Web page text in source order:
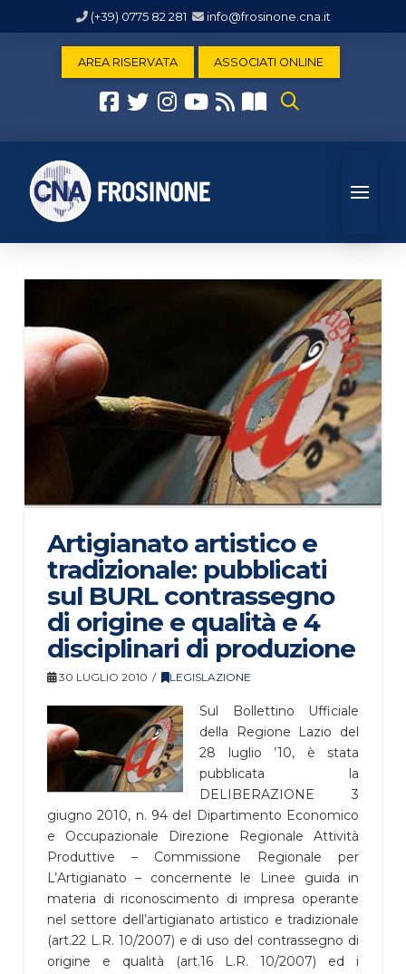
(+39) 0775 82 281 info@frosinone.cna.it
AREA RISERVATA ASSOCIATI ONLINE
Artigianato artistico e
tradizionale: pubblicati
sul BURL contrassegno
di origine e qualità e 4
disciplinari di produzione
30 LUGLIO 2010 LEGISLAZIONE
Sul Bollettino Ufficiale
della Regione Lazio del
28 luglio ’10, è stata
pubblicata la
DELIBERAZIONE 3
giugno 2010, n. 94 del Dipartimento Economico
e Occupazionale Direzione Regionale Attività
Produttive – Commissione Regionale per
L’Artigianato – concernente le Linee guida in
materia di riconoscimento di impresa operante
nel settore dell’artigianato artistico e tradizionale
(art.22 L.R. 10/2007) e di uso del contrassegno di
origine e qualità (art.16 L.R. 10/2007) ed i